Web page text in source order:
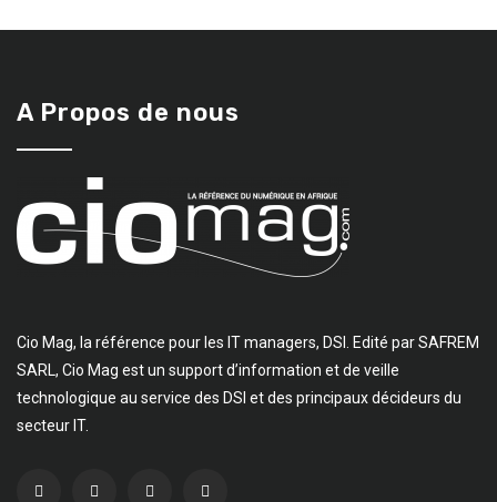
A Propos de nous
Cio Mag, la référence pour les IT managers, DSI. Edité par SAFREM
SARL, Cio Mag est un support d’information et de veille
technologique au service des DSI et des principaux décideurs du
secteur IT.